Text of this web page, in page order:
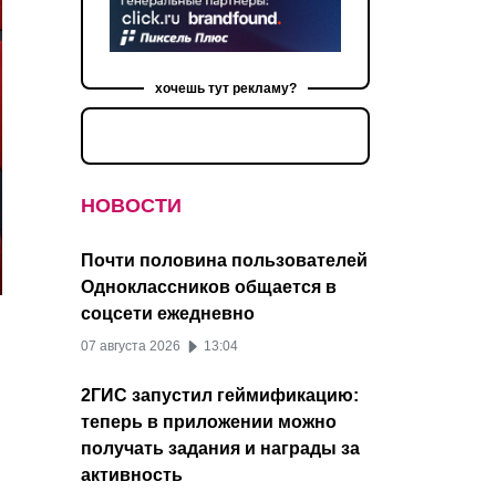
хочешь тут рекламу?
НОВОСТИ
Почти половина пользователей
Одноклассников общается в
соцсети ежедневно
07 августа 2026 13:04
2ГИС запустил геймификацию:
теперь в приложении можно
получать задания и награды за
активность